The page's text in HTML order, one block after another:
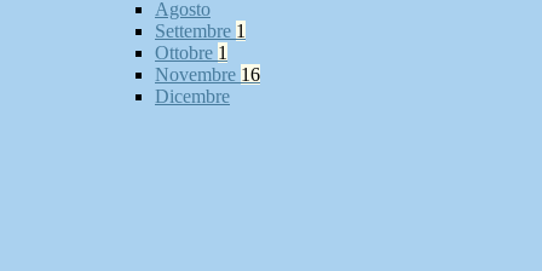
Agosto
Settembre 1
Ottobre 1
Novembre 16
Dicembre